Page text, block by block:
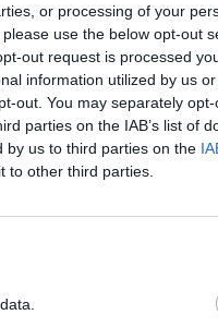
or processing of your
use the below opt-out
out request is processed
information utilized by us
out. You may separately
parties on the IAB’s list of
by us to third parties on the
to other third parties.
del
al PSOE en
un
Propone un
y